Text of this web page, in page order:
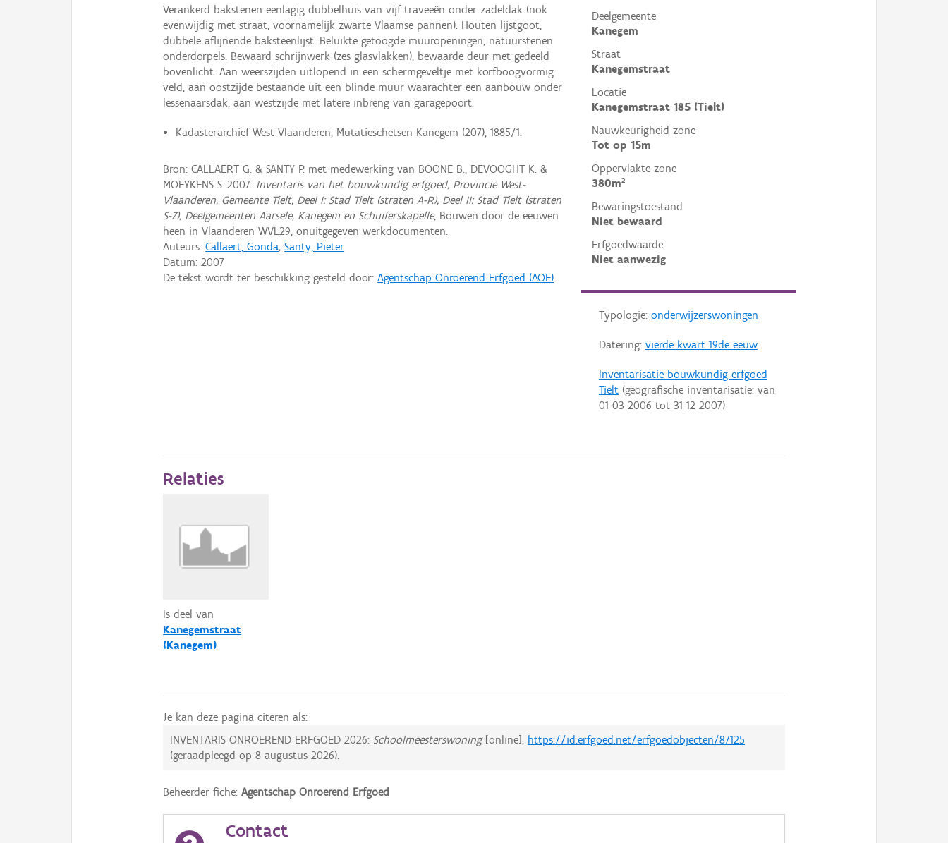
Deelgemeente
Kanegem
Straat
Kanegemstraat
Locatie
Kanegemstraat 185 (Tielt)
Nauwkeurigheid zone
Tot op 15m
Oppervlakte zone
380m²
Bewaringstoestand
Niet bewaard
Erfgoedwaarde
Niet aanwezig
Typologie: onderwijzerswoningen
Datering: vierde kwart 19de eeuw
Inventarisatie bouwkundig erfgoed
Tielt(geografische inventarisatie: van
01-03-2006 tot 31-12-2007)
Verankerd bakstenen eenlagig dubbelhuis van vijf traveeën onder zadeldak (nok
evenwijdig met straat, voornamelijk zwarte Vlaamse pannen). Houten lijstgoot,
dubbele aflijnende baksteenlijst. Beluikte getoogde muuropeningen, natuurstenen
onderdorpels. Bewaard schrijnwerk (zes glasvlakken), bewaarde deur met gedeeld
bovenlicht. Aan weerszijden uitlopend in een schermgeveltje met korfboogvormig
veld, aan oostzijde bestaande uit een blinde muur waarachter een aanbouw onder
lessenaarsdak, aan westzijde met latere inbreng van garagepoort.
Kadasterarchief West-Vlaanderen, Mutatieschetsen Kanegem (207), 1885/1.
Bron: CALLAERT G. & SANTY P. met medewerking van BOONE B., DEVOOGHT K. &
MOEYKENS S. 2007: Inventaris van het bouwkundig erfgoed, Provincie West-
Vlaanderen, Gemeente Tielt, Deel I: Stad Tielt (straten A-R), Deel II: Stad Tielt (straten
S-Z), Deelgemeenten Aarsele, Kanegem en Schuiferskapelle, Bouwen door de eeuwen
heen in Vlaanderen WVL29, onuitgegeven werkdocumenten.
Auteurs:Callaert, Gonda;Santy, Pieter
Datum:2007
De tekst wordt ter beschikking gesteld door:Agentschap Onroerend Erfgoed (AOE)
Relaties
Is deel van
Kanegemstraat
(Kanegem)
Je kan deze pagina citeren als:
INVENTARIS ONROEREND ERFGOED 2026: Schoolmeesterswoning[online], https://id.erfgoed.net/erfgoedobjecten/87125
(geraadpleegd op8 augustus 2026).
Beheerder fiche:Agentschap Onroerend Erfgoed
Contact